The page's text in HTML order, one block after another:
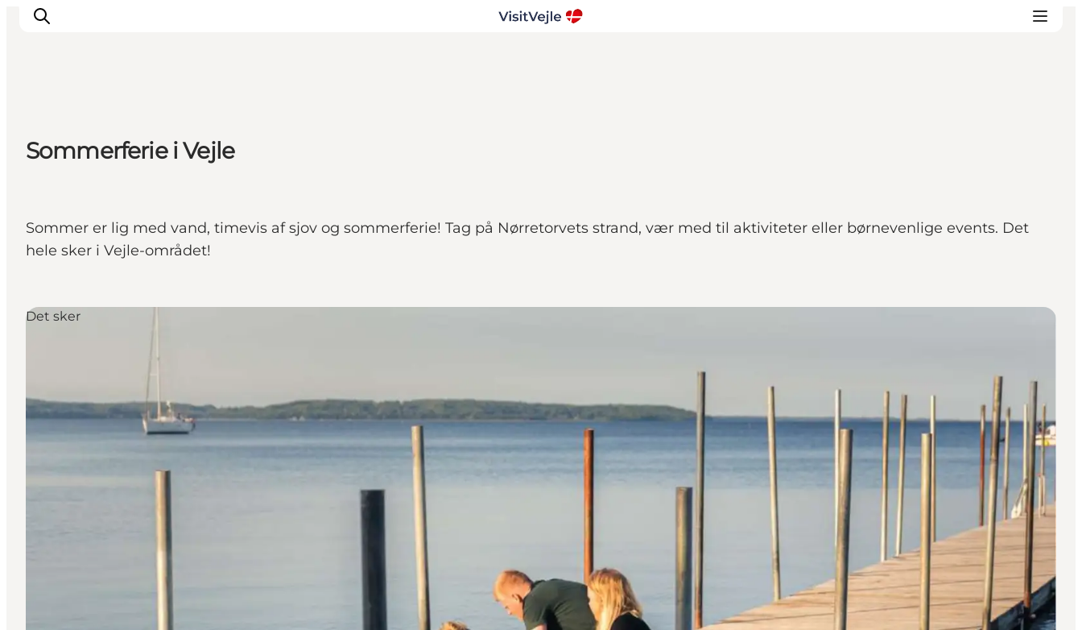
Oplevelser
Det sker
Sommerferie i Vejle
Sommer er lig med vand, timevis af sjov og sommerferie! Tag på Nørretorvets strand, vær med til aktiviteter eller børnevenlige events. Det
hele sker i Vejle-området!
Det sker